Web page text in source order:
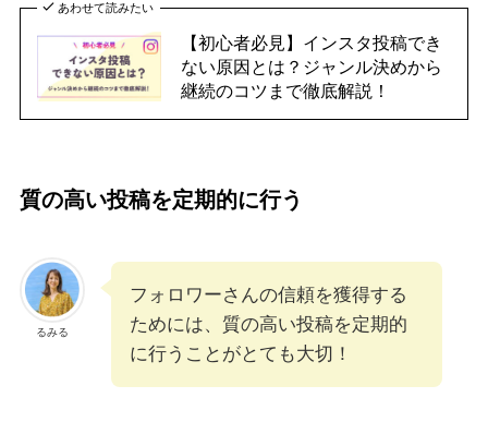
あわせて読みたい
【初心者必見】インスタ投稿でき
ない原因とは？ジャンル決めから
継続のコツまで徹底解説！
質の高い投稿を定期的に行う
るみる
フォロワーさんの信頼を獲得する
ためには、質の高い投稿を定期的
に行うことがとても大切！